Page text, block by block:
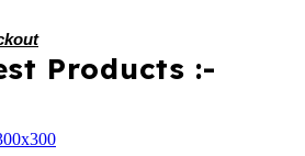
Products :-